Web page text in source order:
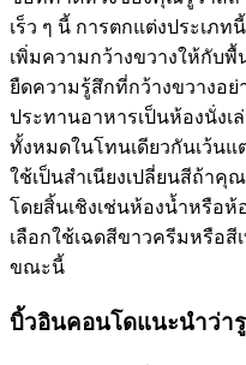
เร็ว ๆ นี้ การตกแต่งประเภ
เพิ่มความกว้างขวางให้กับ
ยืดความรู้สึกที่กว้างขวางอ
ประทานอาหารเป็นห้องนั่งเ
ทั้งหมดในโทนเดียวกันเว้น
ใช้เป็นสำเนียงเปลี่ยนสีถ้าคุ
โดยสิ้นเชิงเช่นห้องน้ำหรือ
เลือกใช้เฉดสีขาวครีมหรือสี
ขณะนี้
บิ้วอินคอนโดแนะนำว่า